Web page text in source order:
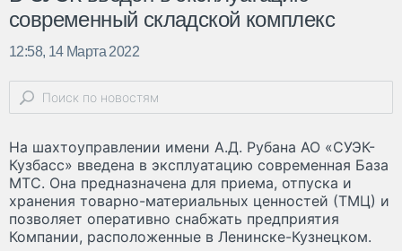
современный складской комплекс
12:58, 14 Марта 2022
На шахтоуправлении имени А.Д. Рубана АО «СУЭК-
Кузбасс» введена в эксплуатацию современная База
МТС. Она предназначена для приема, отпуска и
хранения товарно-материальных ценностей (ТМЦ) и
позволяет оперативно снабжать предприятия
Компании, расположенные в Ленинске-Кузнецком.